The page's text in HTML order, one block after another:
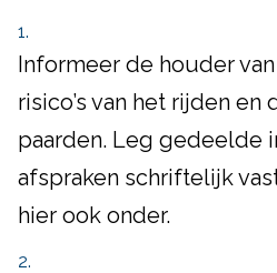
Informeer de houder
risico’s van het rijden
paarden. Leg gedeelde
afspraken schriftelijk
hier ook onder.